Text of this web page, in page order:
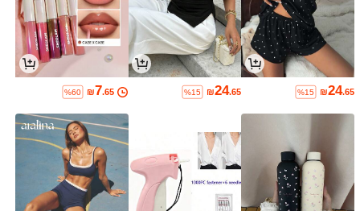
₪24.65
%15
₪24.65
%15
₪7.65
%60